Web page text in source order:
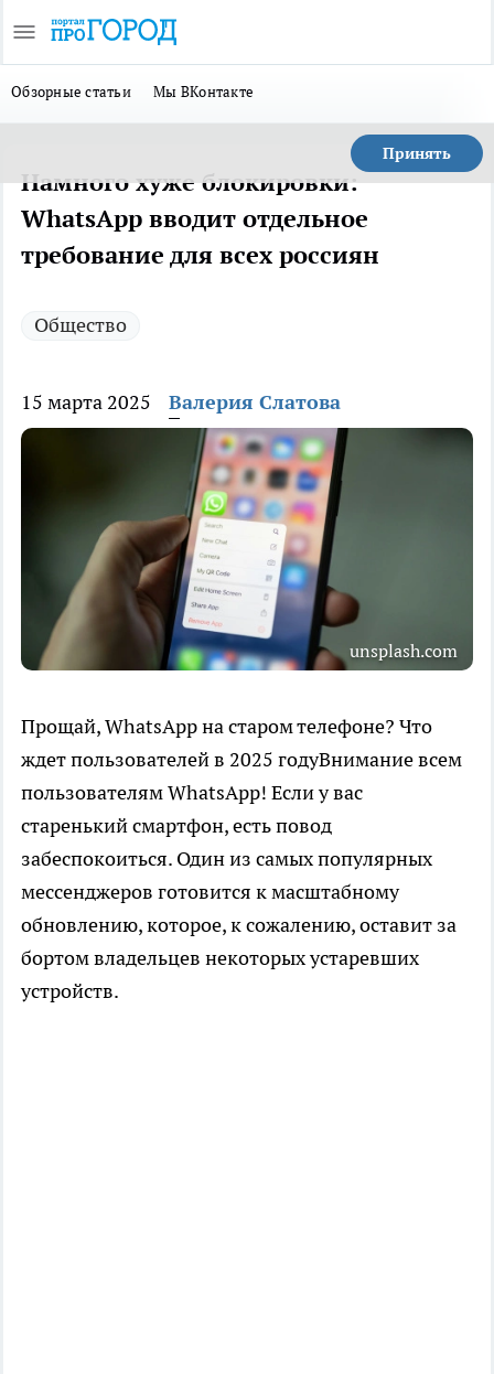
Обзорные статьи Мы ВКонтакте
Принять
Намного хуже блокировки:
WhatsApp вводит отдельное
требование для всех россиян
Общество
15 марта 2025 Валерия Слатова
unsplash.com
Прощай, WhatsApp на старом телефоне? Что
ждет пользователей в 2025 годуВнимание всем
пользователям WhatsApp! Если у вас
старенький смартфон, есть повод
забеспокоиться. Один из самых популярных
мессенджеров готовится к масштабному
обновлению, которое, к сожалению, оставит за
бортом владельцев некоторых устаревших
устройств.